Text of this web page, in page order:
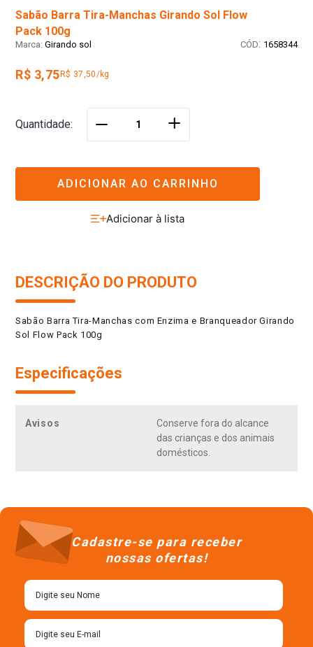
Sabão Barra Tira-Manchas Girando Sol Flow
Pack 100g
Girando sol : 1658344
R$ 3,75 R$ 37,50/kg
Quantidade ＋
ADICIONAR AO CARRINHO
DESCRIÇÃO DO PRODUTO
Sabão Barra Tira-Manchas com Enzima e Branqueador Girando
Sol Flow Pack 100g
Especificações
Avisos
Conserve fora do alcance
das crianças e dos animais
domésticos.
Cadastre-se para receber
nossas ofertas!